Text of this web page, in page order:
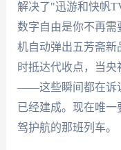
解决了"迅游和快帆
数字自由是你不再需
机自动弹出五芳斋新
时抵达代收点，当
——这些瞬间都在诉
已经建成。现在唯
驾护航的那班列车。